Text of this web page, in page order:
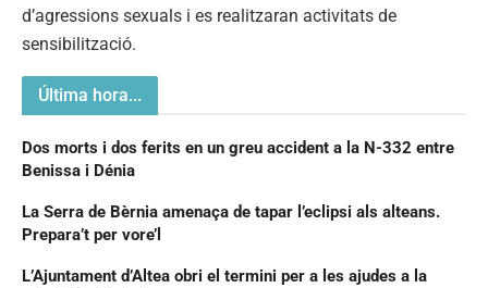
d’agressions sexuals i es realitzaran activitats de
sensibilització.
Última hora...
Dos morts i dos ferits en un greu accident a la N-332 entre
Benissa i Dénia
La Serra de Bèrnia amenaça de tapar l’eclipsi als alteans.
Prepara’t per vore’l
L’Ajuntament d’Altea obri el termini per a les ajudes a la